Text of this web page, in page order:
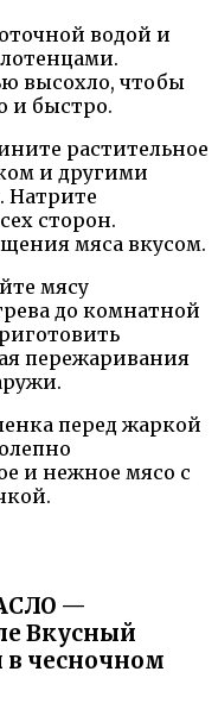
водой и
высохло, чтобы
и быстро.
растительное
и другими
Натрите
сторон.
мяса вкусом.
мясу
до комнатной
пережаривания
перед жаркой
и нежное мясо с
—
Вкусный
чесночном